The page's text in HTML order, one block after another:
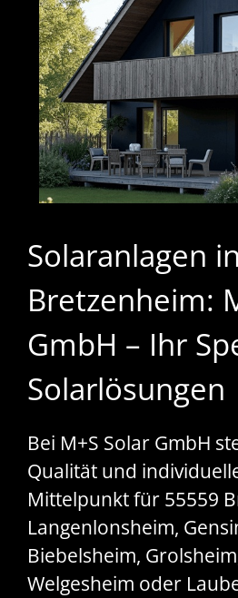
Solaranlagen in
Bretzenheim:
GmbH – Ihr
Solarlösungen
Bei M+S Solar GmbH
Qualität und
Mittelpunkt für 55559
Langenlonsheim,
Biebelsheim,
Welgesheim oder